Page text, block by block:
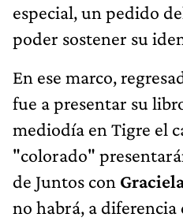
especial, un pedido
poder sostener su
En ese marco,
fue a presentar su
mediodía en Tigre el
"colorado"
de Juntos con
no habrá, a diferencia